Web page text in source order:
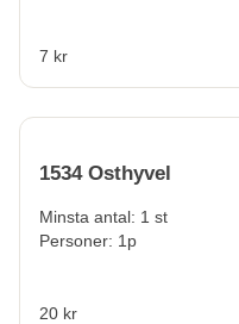
7 kr
1534 Osthyvel
Minsta antal: 1 st
Personer: 1p
20 kr